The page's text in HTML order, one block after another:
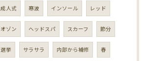
成人式 寒波 インソール レッド
オゾン ヘッドスパ スカーフ 節分
選挙 サラサラ 内部から補修 春